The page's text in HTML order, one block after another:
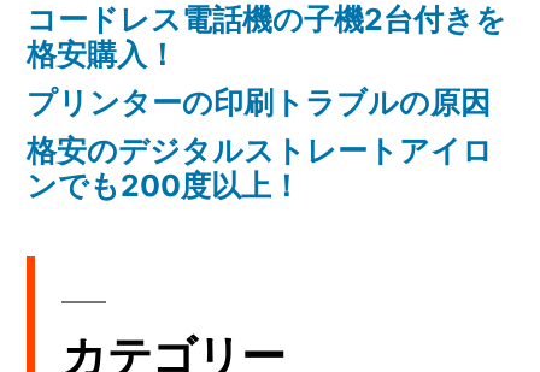
コードレス電話機の子機2台付きを
格安購入！
プリンターの印刷トラブルの原因
格安のデジタルストレートアイロ
ンでも200度以上！
カテゴリー